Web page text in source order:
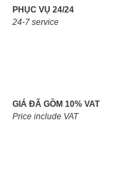
PHỤC VỤ 24/24
24-7 service
GIÁ ĐÃ GỒM 10% VAT
Price include VAT